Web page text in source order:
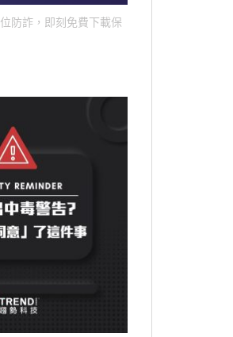
防詐，即刻免費下載保